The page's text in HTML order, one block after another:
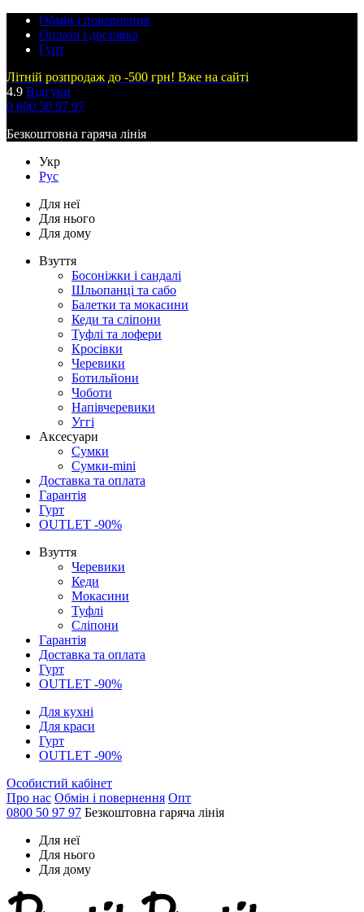
Обмін і повернення
Оплата і доставка
Гурт
Літній розпродаж до -500 грн! Вже на сайті
4.9 Відгуки
0 800 50 97 97
Безкоштовна гаряча лінія
Укр
Рус
Для неї
Для нього
Для дому
Взуття
Босоніжки і сандалі
Шльопанці та сабо
Балетки та мокасини
Кеди та сліпони
Туфлі та лофери
Кросівки
Черевики
Ботильйони
Чоботи
Напівчеревики
Уггі
Аксесуари
Сумки
Сумки-mini
Доставка та оплата
Гарантія
Гурт
OUTLET -90%
Взуття
Черевики
Кеди
Мокасини
Туфлі
Сліпони
Гарантія
Доставка та оплата
Гурт
OUTLET -90%
Для кухні
Для краси
Гурт
OUTLET -90%
Особистий кабінет
Про нас Обмін і повернення Опт
0800 50 97 97 Безкоштовна гаряча лінія
Для неї
Для нього
Для дому